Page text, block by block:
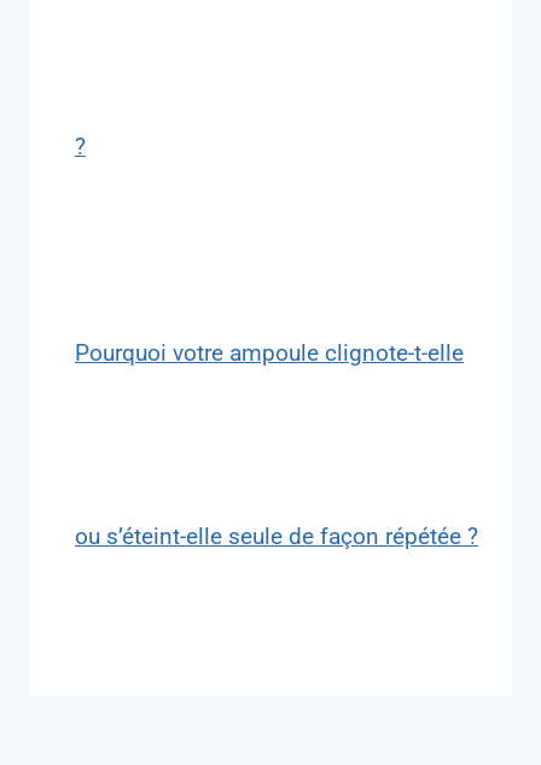
?
Pourquoi votre ampoule clignote-t-elle
ou s’éteint-elle seule de façon répétée ?